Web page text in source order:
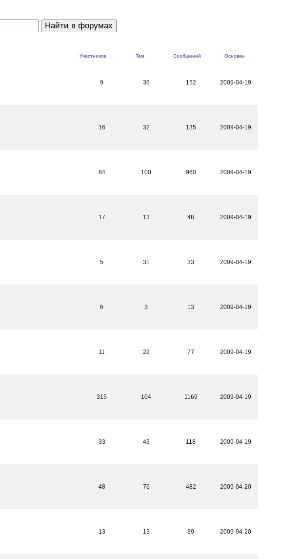
Участников Тем Сообщений Основан
9
36 152 2009-04-19
16
32 135 2009-04-19
84
100 960 2009-04-19
17
13 48 2009-04-19
5
31 33 2009-04-19
6
3 13 2009-04-19
11
22 77 2009-04-19
315
104 1169 2009-04-19
33
43 118 2009-04-19
48
76 482 2009-04-20
13
13 39 2009-04-20